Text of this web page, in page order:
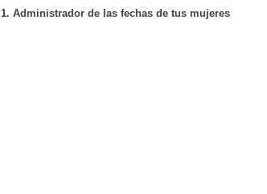
1. Administrador de las fechas de tus mujeres